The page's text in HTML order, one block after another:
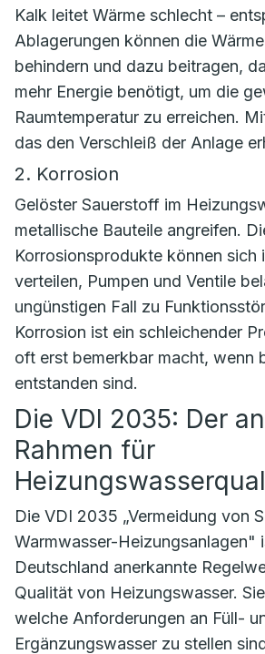
Kalk leitet Wärme schlecht –
Ablagerungen können die
behindern und dazu beitragen,
mehr Energie benötigt, um die
Raumtemperatur zu erreichen.
das den Verschleiß der Anlage
2. Korrosion
Gelöster Sauerstoff im
metallische Bauteile angreifen.
Korrosionsprodukte können sich
verteilen, Pumpen und Ventile
ungünstigen Fall zu
Korrosion ist ein schleichender
oft erst bemerkbar macht, wenn
entstanden sind.
Die VDI 2035: Der
Rahmen für
Die VDI 2035 „Vermeidung von
Warmwasser-Heizungsanlagen"
Deutschland anerkannte
Qualität von Heizungswasser.
welche Anforderungen an Füll-
Ergänzungswasser zu stellen